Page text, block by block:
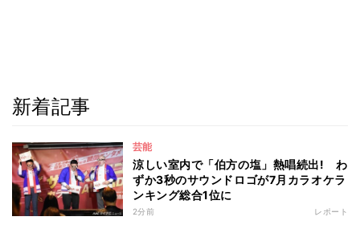
新着記事
芸能
涼しい室内で「伯方の塩」熱唱続出! わ
ずか3秒のサウンドロゴが7月カラオケラ
ンキング総合1位に
2分前 レポート